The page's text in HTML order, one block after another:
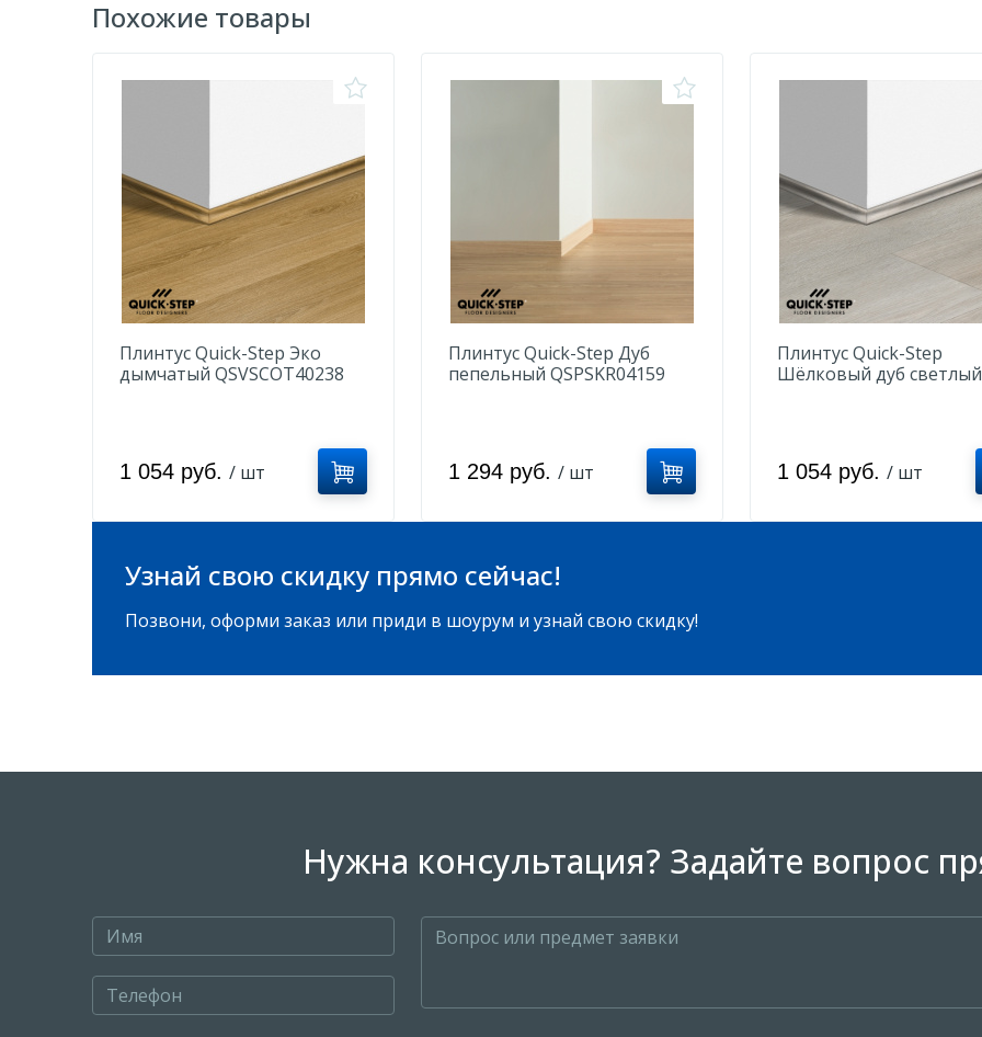
Похожие товары
Плинтус Quick-Step Эко
дымчатый QSVSCOT40238
1 054 руб. / шт
Плинтус Quick-Step Дуб
пепельный QSPSKR04159
1 294 руб. / шт
Плинтус Quick-Step
Шёлковый дуб светлый
1 054 руб. / шт
Узнай свою скидку прямо сейчас!
Позвони, оформи заказ или приди в шоурум и узнай свою скидку!
Нужна консультация? Задайте вопрос